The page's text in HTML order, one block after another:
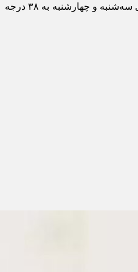
دمای هوای تهران نیز طی روز‌های سه‌شنبه و چهارشنبه به ۳۸ درجه